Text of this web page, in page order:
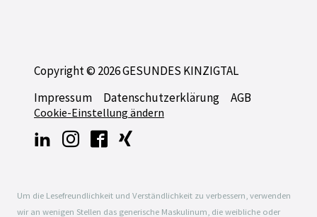
Copyright © 2026 GESUNDES KINZIGTAL
Impressum
Datenschutzerklärung AGB
Cookie-Einstellung ändern
Um die Lesefreundlichkeit und Verständlichkeit zu verbessern, verwenden
wir an wenigen Stellen das generische Maskulinum, die weibliche oder